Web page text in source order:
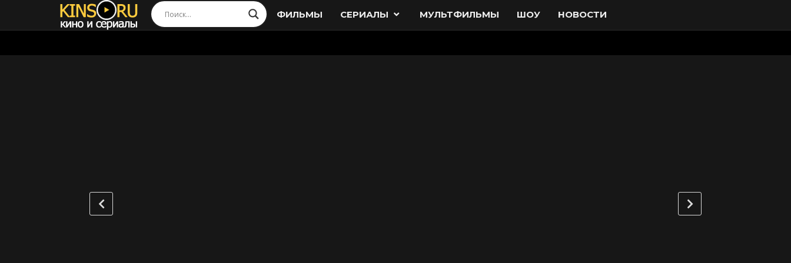
ФИЛЬМЫ СЕРИАЛЫ МУЛЬТФИЛЬМЫ ШОУ НОВОСТИ